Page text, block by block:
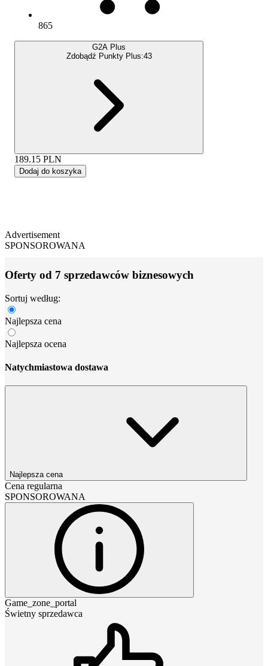
865
G2A Plus
Zdobądź Punkty Plus:43
189.15 PLN
Dodaj do koszyka
Advertisement
SPONSOROWANA
Oferty od 7 sprzedawców biznesowych
Sortuj według:
Najlepsza cena
Najlepsza ocena
Natychmiastowa dostawa
Najlepsza cena
Cena regularna
SPONSOROWANA
Game_zone_portal
Świetny sprzedawca